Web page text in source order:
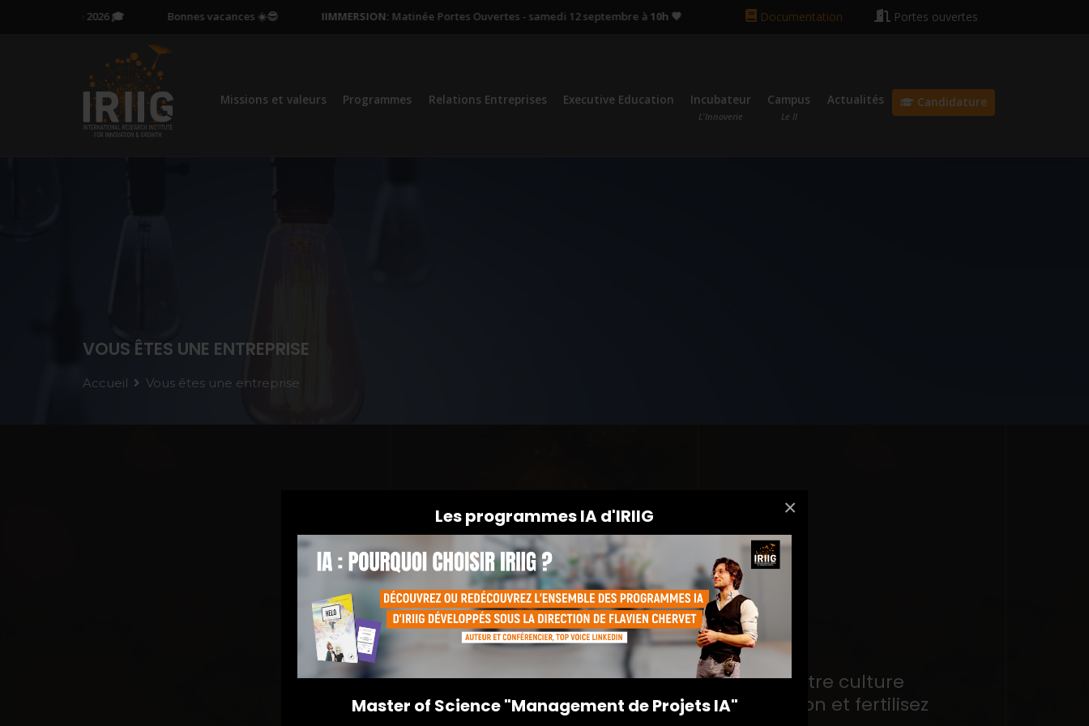
Les programmes IA d'IRIIG
Master of Science "Management de Projets IA"
×
13 octobre 2026 🎓 Bonnes vacances ☀️😎 IIMMERSION:Matinée Portes Ouvertes - samedi 12 septembre à10h 🧡 Prochain rentrée le 13 octobre 2026 🎓 Bonnes vacances ☀️😎
Documentation Portes ouvertes
Missions et valeurs Programmes Relations Entreprises Executive Education Incubateur
L'Innoverie
Campus
Le II
Actualités Candidature
VOUS ÊTES UNE ENTREPRISE
Accueil Vous êtes une entreprise
Irriguez votre culture
d'innovation et fertilisez